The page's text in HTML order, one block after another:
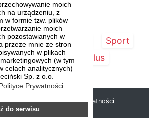
moich
na urządzeniu, z
w formie tzw. plików
moich
pozostawianych w
przeze mnie ze stron
w plikach
(w tym
celach analitycznych)
Sp. z o.o.
Prywatności
do serwisu
Szczecin/Region
Sport
Kurier Plus
Szczeciński |Polityka prywatności